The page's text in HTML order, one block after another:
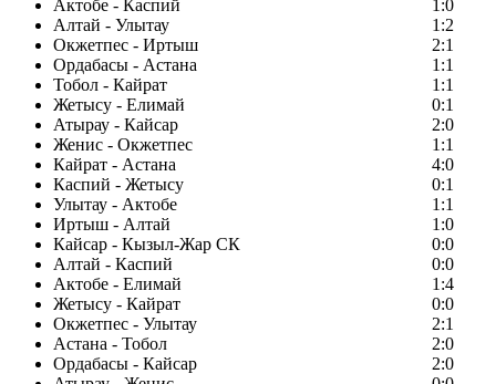
Актобе - Каспий
1:0
Алтай - Улытау
1:2
Окжетпес - Иртыш
2:1
Ордабасы - Астана
1:1
Тобол - Кайрат
1:1
Жетысу - Елимай
0:1
Атырау - Кайсар
2:0
Женис - Окжетпес
1:1
Кайрат - Астана
4:0
Каспий - Жетысу
0:1
Улытау - Актобе
1:1
Иртыш - Алтай
1:0
Кайсар - Кызыл-Жар СК
0:0
Алтай - Каспий
0:0
Актобе - Елимай
1:4
Жетысу - Кайрат
0:0
Окжетпес - Улытау
2:1
Астана - Тобол
2:0
Ордабасы - Кайсар
2:0